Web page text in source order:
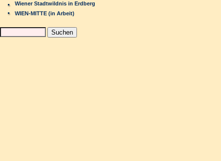
Wiener Stadtwildnis in Erdberg
WIEN-MITTE (in Arbeit)